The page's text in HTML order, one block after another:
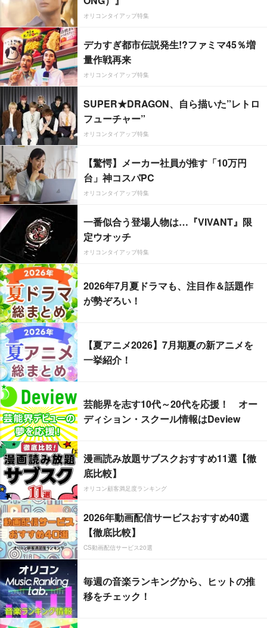
オリコンタイアップ特集
デカすぎ都市伝説発生!?ファミマ45％増
量作戦再来
オリコンタイアップ特集
SUPER★DRAGON、自ら描いた”レトロ
フューチャー”
オリコンタイアップ特集
【驚愕】メーカー社員が推す「10万円
台」神コスパPC
オリコンタイアップ特集
一番似合う登場人物は…『VIVANT』限
定ウオッチ
オリコンタイアップ特集
2026年7月夏ドラマも、注目作＆話題作
が勢ぞろい！
【夏アニメ2026】7月期夏の新アニメを
一挙紹介！
芸能界を志す10代～20代を応援！ オー
ディション・スクール情報はDeview
漫画読み放題サブスクおすすめ11選【徹
底比較】
オリコン顧客満足度ランキング
2026年動画配信サービスおすすめ40選
【徹底比較】
CS動画配信サービス20選
毎週の音楽ランキングから、ヒットの推
移をチェック！